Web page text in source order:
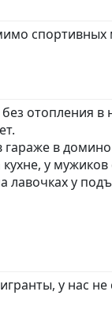
отопления
в
у мужиков
лавочках у
у нас